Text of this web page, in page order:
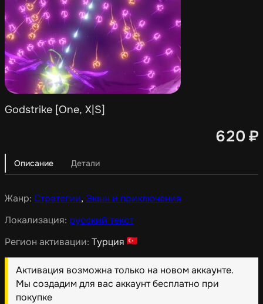
Godstrike [One, X|S]
620 ₽
Описание Детали
Жанр: Стратегии, Экшн и приключения
Локализация: русский текст
Регион активации: Турция
Активация возможна только на новом аккаунте.
Мы создадим для вас аккаунт бесплатно при
покупке